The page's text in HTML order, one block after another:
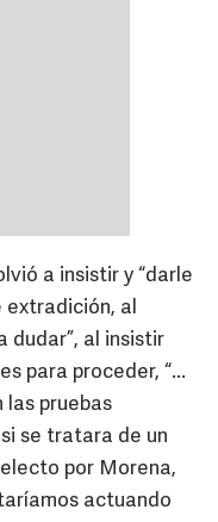
a insistir y “darle
extradición, al
dudar”, al insistir
para proceder, “...
las pruebas
se tratara de un
por Morena,
actuando